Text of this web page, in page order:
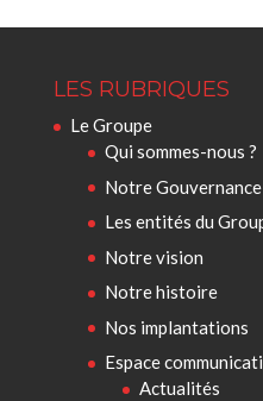
LES RUBRIQUES
Le Groupe
Qui sommes-nous ?
Notre Gouvernance
Les entités du
Notre vision
Notre histoire
Nos implantations
Espace
Actualités